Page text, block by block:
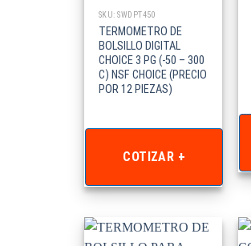
SKU: SWDPT450
TERMOMETRO DE
BOLSILLO DIGITAL
CHOICE 3 PG (-50 – 300
C) NSF CHOICE (PRECIO
POR 12 PIEZAS)
COTIZAR +